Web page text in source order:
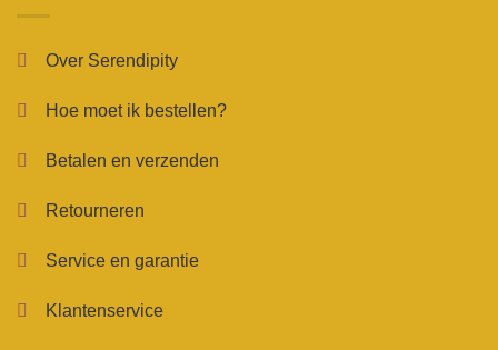
Over Serendipity
Hoe moet ik bestellen?
Betalen en verzenden
Retourneren
Service en garantie
Klantenservice